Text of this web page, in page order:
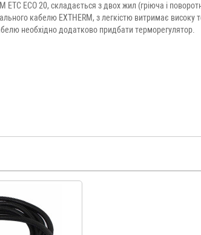
ECO 20, складається з двох жил (гріюча і
кабелю EXTHERM, з легкістю витримає
необхідно додатково придбати терморегулятор.